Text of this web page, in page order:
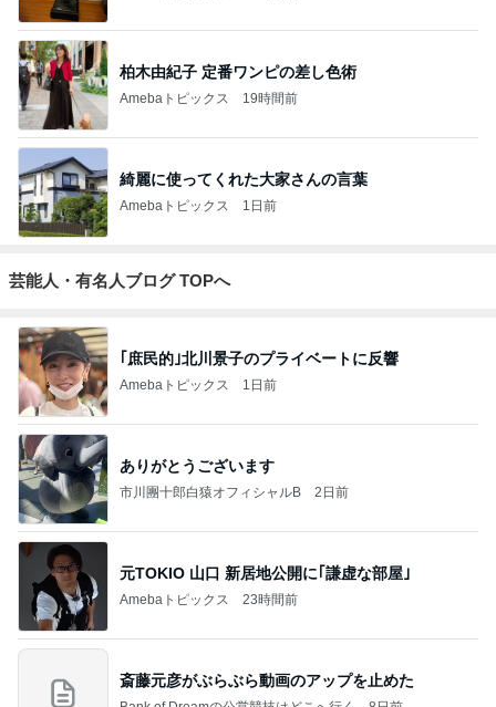
柏木由紀子 定番ワンピの差し色術
Amebaトピックス 19時間前
綺麗に使ってくれた大家さんの言葉
Amebaトピックス 1日前
芸能人・有名人ブログ TOPへ
｢庶民的｣北川景子のプライベートに反響
Amebaトピックス 1日前
ありがとうございます
市川團十郎白猿オフィシャルB 2日前
元TOKIO 山口 新居地公開に｢謙虚な部屋｣
Amebaトピックス 23時間前
斎藤元彦がぶらぶら動画のアップを止めた